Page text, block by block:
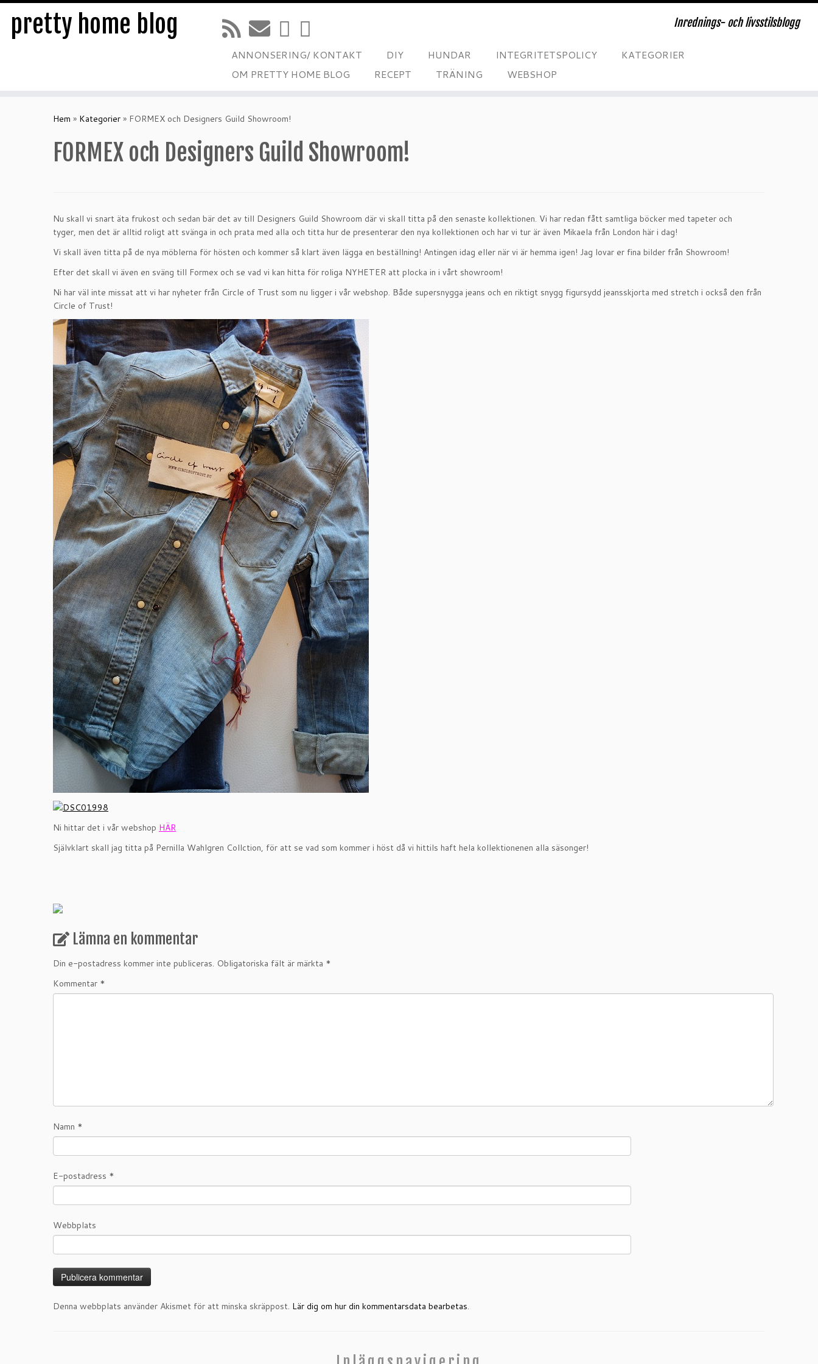
pretty home blog Inrednings- och livsstilsblogg
ANNONSERING/ KONTAKT DIY HUNDAR INTEGRITETSPOLICY
KATEGORIER
OM PRETTY HOME BLOG
RECEPT TRÄNING WEBSHOP
Hem » Kategorier » FORMEX och Designers Guild Showroom!
FORMEX och Designers Guild Showroom!
Nu skall vi snart äta frukost och sedan bär det av till Designers Guild Showroom där vi skall titta på den senaste kollektionen. Vi har redan fått samtliga böcker med tapeter och
tyger, men det är alltid roligt att svänga in och prata med alla och titta hur de presenterar den nya kollektionen och har vi tur är även Mikaela från London här i dag!
Vi skall även titta på de nya möblerna för hösten och kommer så klart även lägga en beställning! Antingen idag eller när vi är hemma igen! Jag lovar er fina bilder från Showroom!
Efter det skall vi även en sväng till Formex och se vad vi kan hitta för roliga NYHETER att plocka in i vårt showroom!
Ni har väl inte missat att vi har nyheter från Circle of Trust som nu ligger i vår webshop. Både supersnygga jeans och en riktigt snygg figursydd jeansskjorta med stretch i också den från
Circle of Trust!
Ni hittar det i vår webshop HÄR
Självklart skall jag titta på Pernilla Wahlgren Collction, för att se vad som kommer i höst då vi hittils haft hela kollektionenen alla säsonger!
Lämna en kommentar
Din e-postadress kommer inte publiceras. Obligatoriska fält är märkta *
Kommentar *
Namn *
E-postadress *
Webbplats
Denna webbplats använder Akismet för att minska skräppost. Lär dig om hur din kommentarsdata bearbetas.